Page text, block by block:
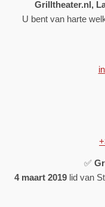
Grilltheater.nl,
U bent van harte
✅
4 maart 2019 lid van